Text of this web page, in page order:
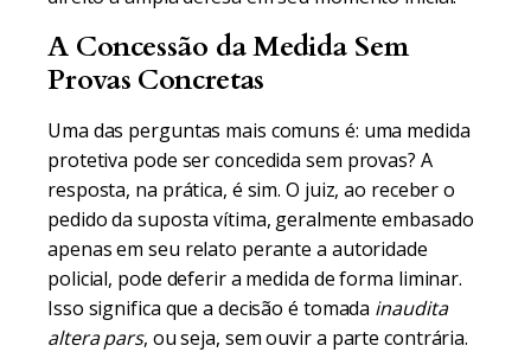
A Concessão da Medida Sem
Provas Concretas
Uma das perguntas mais comuns é: uma medida
protetiva pode ser concedida sem provas? A
resposta, na prática, é sim. O juiz, ao receber o
pedido da suposta vítima, geralmente embasado
apenas em seu relato perante a autoridade
policial, pode deferir a medida de forma liminar.
Isso significa que a decisão é tomada inaudita
altera pars, ou seja, sem ouvir a parte contrária.